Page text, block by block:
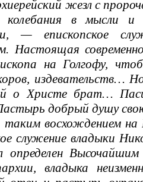
жезл с
в мысли и
— епископское
Настоящая
на Голгофу,
издевательств…
о Христе брат…
добрый душу
восхождением на
служение владыки
Высочайшим
владыка